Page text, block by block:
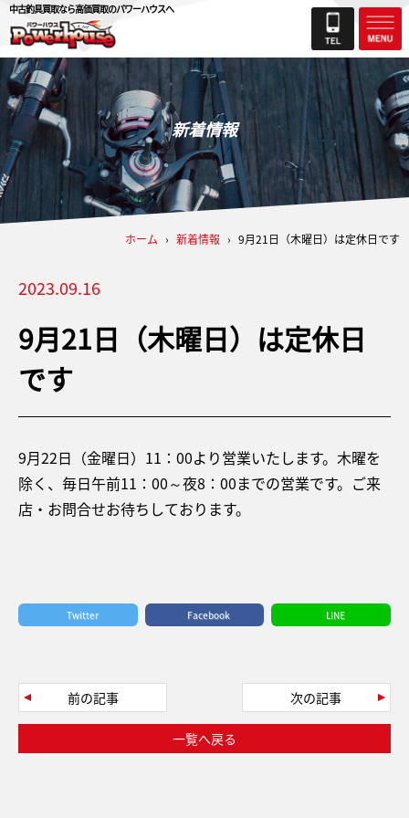
中古釣具買取なら高価買取のパワーハウスへ
新着情報
ホーム › 新着情報 › 9月21日（木曜日）は定休日です
2023.09.16
9月21日（木曜日）は定休日
です
9月22日（金曜日）11：00より営業いたします。木曜を
除く、毎日午前11：00～夜8：00までの営業です。ご来
店・お問合せお待ちしております。
Twitter Facebook LINE
前の記事
一覧へ戻る
次の記事